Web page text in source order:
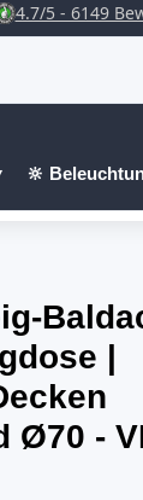
4.7/5 - 6149
🔆
|
Ø70 -